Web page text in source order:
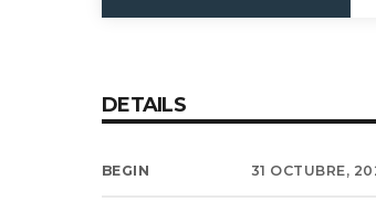
DETAILS
BEGIN 31 OCTUBRE,